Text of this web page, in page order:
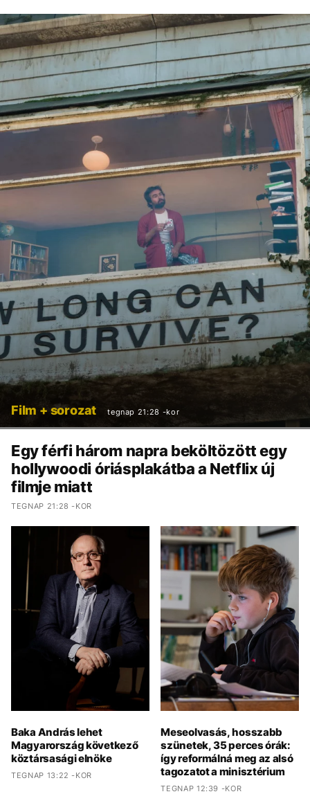
Film + sorozat tegnap 21:28 -kor
Egy férfi három napra beköltözött egy
hollywoodi óriásplakátba a Netflix új
filmje miatt
TEGNAP 21:28 -KOR
Baka András lehet
Magyarország következő
köztársasági elnöke
TEGNAP 13:22 -KOR
Meseolvasás, hosszabb
szünetek, 35 perces órák:
így reformálná meg az alsó
tagozatot a minisztérium
TEGNAP 12:39 -KOR